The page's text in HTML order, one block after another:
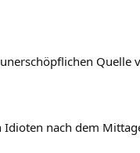
Idioten nach dem